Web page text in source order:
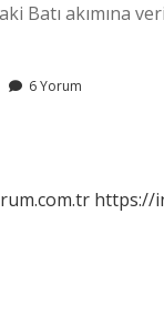
Batı akımına
6 Yorum
https://